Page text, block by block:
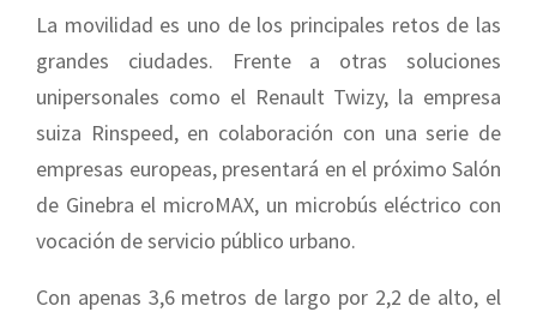
La movilidad es uno de los principales retos de las
grandes ciudades. Frente a otras soluciones
unipersonales como el Renault Twizy, la empresa
suiza Rinspeed, en colaboración con una serie de
empresas europeas, presentará en el próximo Salón
de Ginebra el microMAX, un microbús eléctrico con
vocación de servicio público urbano.
Con apenas 3,6 metros de largo por 2,2 de alto, el